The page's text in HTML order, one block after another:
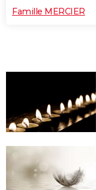
Famille MERCIER